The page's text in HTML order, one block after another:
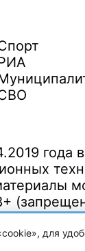
года
для